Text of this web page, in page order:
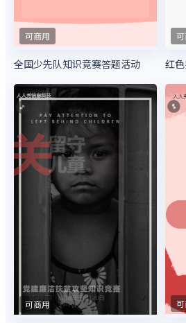
可商用
全国少先队知识竞赛答题活动 红
可商用